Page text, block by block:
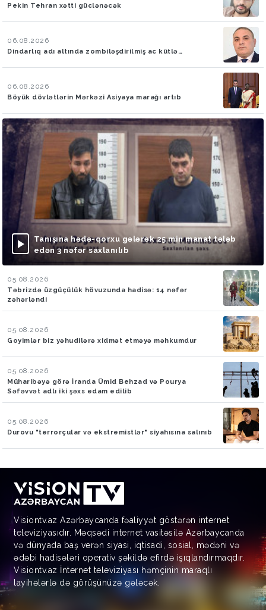
Pekin Tehran xətti güclənəcək
06.08.2026
Dindarlıq adı altında zombiləşdirilmiş ac kütlə…
06.08.2026
Böyük dövlətlərin Mərkəzi Asiyaya marağı artıb
Tanışına hədə-qorxu gələrək 25 min manat tələb
edən 3 nəfər saxlanılıb
05.08.2026
Təbrizdə üzgüçülük hövuzunda hadisə: 14 nəfər
zəhərləndi
05.08.2026
Goyimlər biz yəhudilərə xidmət etməyə məhkumdur
05.08.2026
Müharibəyə görə İranda Ümid Behzad və Pourya
Səfəvvət adlı iki şəxs edam edilib
05.08.2026
Durovu "terrorçular və ekstremistlər" siyahısına salınıb
Visiontv.az Azərbaycanda fəaliyyət göstərən internet
televiziyasıdır. Məqsədi internet vasitəsilə Azərbaycanda
və dünyada baş verən siyasi, iqtisadi, sosial, mədəni və
ədəbi hadisələri operativ şəkildə efirdə işıqlandırmaqdır.
Visiontv.az İnternet televiziyası həmçinin maraqlı
layihələrlə də görüşünüzə gələcək.